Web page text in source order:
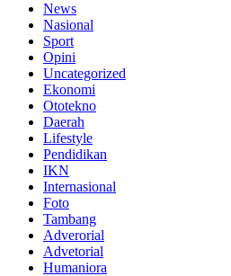
News
Nasional
Sport
Opini
Uncategorized
Ekonomi
Ototekno
Daerah
Lifestyle
Pendidikan
IKN
Internasional
Foto
Tambang
Adverorial
Advetorial
Humaniora